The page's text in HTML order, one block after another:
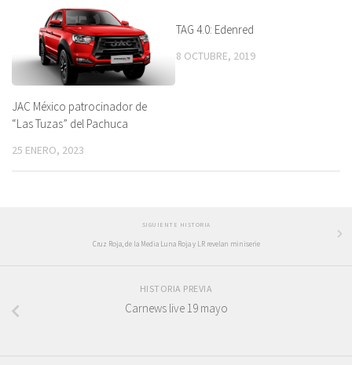
JAC México patrocinador de
“Las Tuzas” del Pachuca
25 ENERO, 2023
TAG 4.0: Edenred
8 OCTUBRE, 2019
SIGUIENTE HISTORIA
Cruz Roja, de la Media Luna Roja y LR revelan miniserie
HISTORIA PREVIA
Carnews live 19 mayo